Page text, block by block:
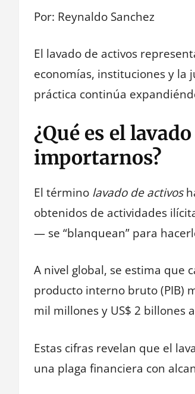
Por: Reynaldo Sanchez
El lavado de activos
economías, instituciones y la
práctica continúa
¿Qué es el
importarnos?
El término lavado de activos
obtenidos de actividades
— se “blanquean” para
A nivel global, se estima que
producto interno bruto (PIB)
mil millones y US$ 2 billones
Estas cifras revelan que el
una plaga financiera con